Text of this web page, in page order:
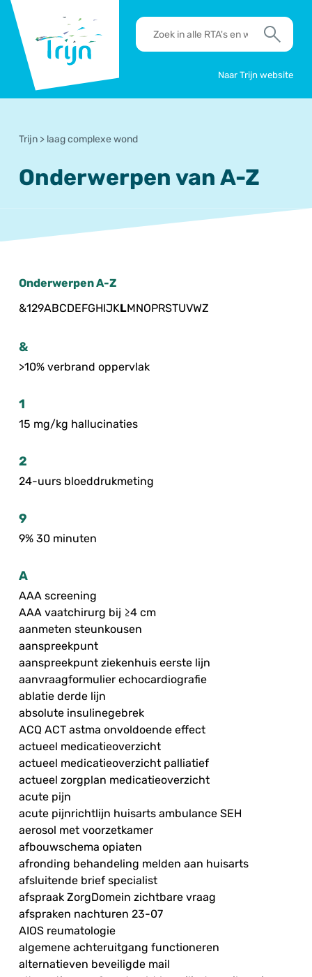
Trijn
RTA's
en
Zoek
Naar Trijn website
Trijn > laag complexe wond
Onderwerpen van A-Z
Onderwerpen A-Z
&129ABCDEFGHIJKLMNOPRSTUVWZ
&
>10% verbrand oppervlak
1
15 mg/kg hallucinaties
2
24-uurs bloeddrukmeting
9
9% 30 minuten
A
AAA screening
AAA vaatchirurg bij ≥4 cm
aanmeten steunkousen
aanspreekpunt
aanspreekpunt ziekenhuis eerste lijn
aanvraagformulier echocardiografie
ablatie derde lijn
absolute insulinegebrek
ACQ ACT astma onvoldoende effect
actueel medicatieoverzicht
actueel medicatieoverzicht palliatief
actueel zorgplan medicatieoverzicht
acute pijn
acute pijnrichtlijn huisarts ambulance SEH
aerosol met voorzetkamer
afbouwschema opiaten
afronding behandeling melden aan huisarts
afsluitende brief specialist
afspraak ZorgDomein zichtbare vraag
afspraken nachturen 23-07
AIOS reumatologie
algemene achteruitgang functioneren
alternatieven beveiligde mail